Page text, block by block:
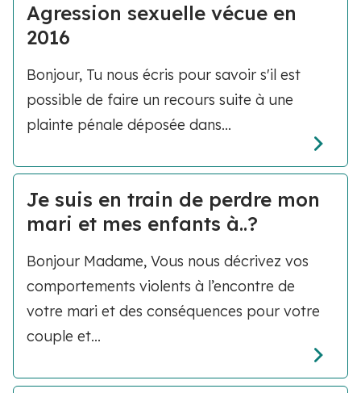
Agression sexuelle vécue en
2016
Bonjour, Tu nous écris pour savoir s'il est
possible de faire un recours suite à une
plainte pénale déposée dans...
Je suis en train de perdre mon
mari et mes enfants à..?
Bonjour Madame, Vous nous décrivez vos
comportements violents à l’encontre de
votre mari et des conséquences pour votre
couple et...